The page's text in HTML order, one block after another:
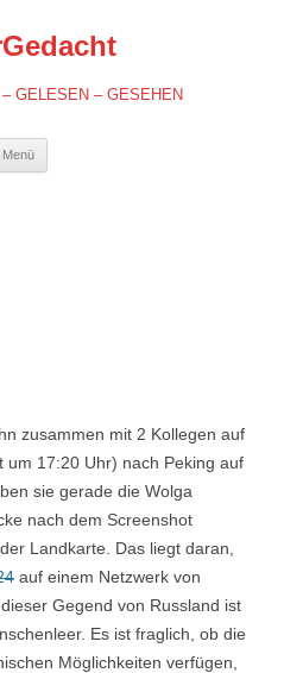
GELESEN – GESEHEN
Menü
zusammen mit 2 Kollegen auf
17:20 Uhr) nach Peking auf
sie gerade die Wolga
nach dem Screenshot
Landkarte. Das liegt daran,
auf einem Netzwerk von
Gegend von Russland ist
Es ist fraglich, ob die
Möglichkeiten verfügen,